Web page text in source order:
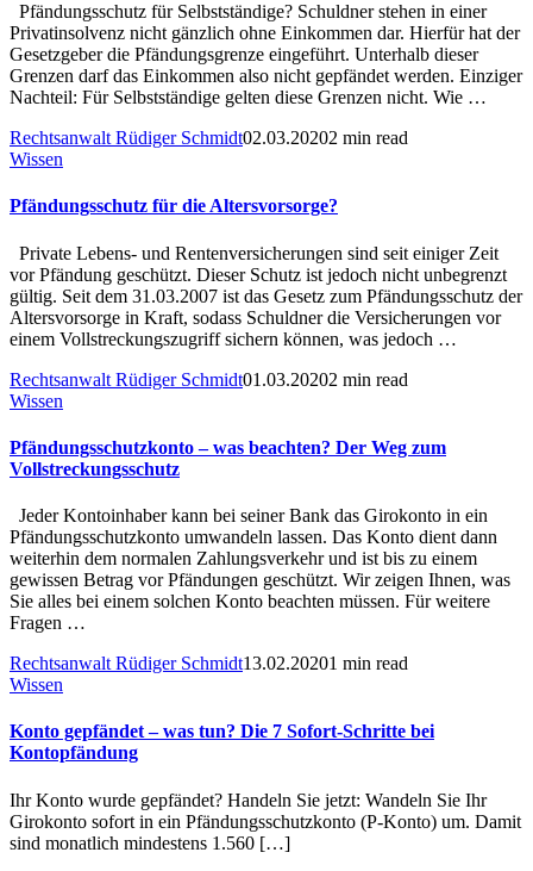
Pfändungsschutz für Selbstständige? Schuldner stehen in einer
Privatinsolvenz nicht gänzlich ohne Einkommen dar. Hierfür hat der
Gesetzgeber die Pfändungsgrenze eingeführt. Unterhalb dieser
Grenzen darf das Einkommen also nicht gepfändet werden. Einziger
Nachteil: Für Selbstständige gelten diese Grenzen nicht. Wie …
Rechtsanwalt Rüdiger Schmidt02.03.20202 min read
Wissen
Pfändungsschutz für die Altersvorsorge?
Private Lebens- und Rentenversicherungen sind seit einiger Zeit
vor Pfändung geschützt. Dieser Schutz ist jedoch nicht unbegrenzt
gültig. Seit dem 31.03.2007 ist das Gesetz zum Pfändungsschutz der
Altersvorsorge in Kraft, sodass Schuldner die Versicherungen vor
einem Vollstreckungszugriff sichern können, was jedoch …
Rechtsanwalt Rüdiger Schmidt01.03.20202 min read
Wissen
Pfändungsschutzkonto – was beachten? Der Weg zum
Vollstreckungsschutz
Jeder Kontoinhaber kann bei seiner Bank das Girokonto in ein
Pfändungsschutzkonto umwandeln lassen. Das Konto dient dann
weiterhin dem normalen Zahlungsverkehr und ist bis zu einem
gewissen Betrag vor Pfändungen geschützt. Wir zeigen Ihnen, was
Sie alles bei einem solchen Konto beachten müssen. Für weitere
Fragen …
Rechtsanwalt Rüdiger Schmidt13.02.20201 min read
Wissen
Konto gepfändet – was tun? Die 7 Sofort-Schritte bei
Kontopfändung
Ihr Konto wurde gepfändet? Handeln Sie jetzt: Wandeln Sie Ihr
Girokonto sofort in ein Pfändungsschutzkonto (P-Konto) um. Damit
sind monatlich mindestens 1.560 […]